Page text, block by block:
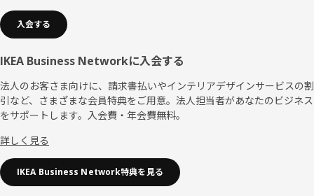
入会する
IKEA Business Networkに入会する
法人のお客さま向けに、請求書払いやインテリアデザインサービスの割
引など、さまざまな会員特典をご用意。法人担当者があなたのビジネス
をサポートします。入会費・年会費無料。
詳しく見る
IKEA Business Network特典を見る